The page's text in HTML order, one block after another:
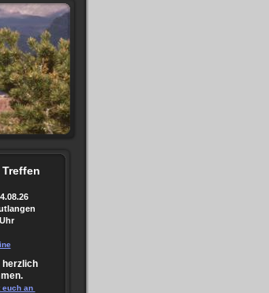
Treffen
herzlich
euch an